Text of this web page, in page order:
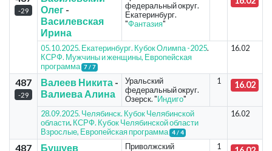
-29
Олег-
Василевская
Ирина
федеральный округ.
Екатеринбург.
"Фантазия"
05.10.2025. Екатеринбург. Кубок Олимпа -2025.
КСРФ. Мужчины и женщины, Европейская
программа 7 / 7
16.02
487
-29
Валеев Никита-
Валиева Алина
Уральский
федеральный округ.
Озерск. "Индиго"
1 16.02
28.09.2025. Челябинск. Кубок Челябинской
области. КСРФ. Кубок Челябинской области
Взрослые, Европейская программа 4 / 4
16.02
487
Бушуев
Приволжский
1